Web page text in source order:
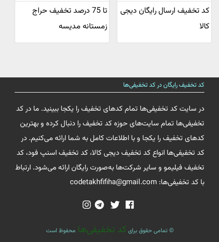
کد تخفیف ارسال رایگان دیجی
کالا
تا 75 درصد تخفیف حراج
زمستانه مدیسه
کد تخفیف رایگان در کد تخفیفی‌ها
در سایت کد تخفیفی‌ها تمام کدهای تخفیف را یکجا ببینید. ما در کد
تخفیفی‌ها تمام سایت‌های حوزه کد تخفیف را دنبال کرده و بهترین
کدهای تخفیف را یکجا و با اطلاعات کامل به شما ارائه می‌کنیم. در
کد تخفیفی‌ها انواع کد تخفیف دیجی کالا، کد تخفیف اسنپ فود، کد
تخفیف فیلیمو و سایر شرکت‌ها به‌صورت رایگان ارائه می‌شود. ارتباط
با کد تخفیفی‌ها: codetakhfifiha@gmail.com
© تمامی حقوق برای کد تخفیفی‌هامحفوظ است